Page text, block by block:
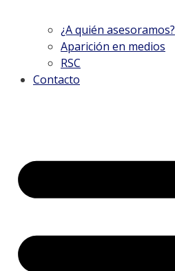
¿A quién asesoramos?
Aparición en medios
RSC
Contacto